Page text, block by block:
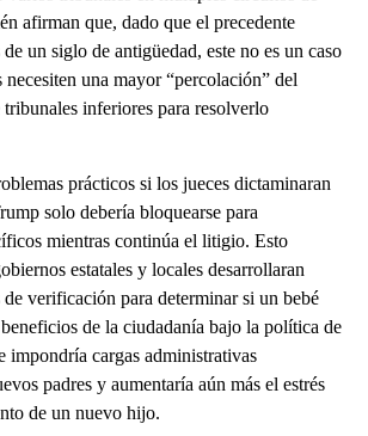
afirman que, dado que el precedente
un siglo de antigüedad, este no es un caso
necesiten una mayor “percolación” del
tribunales inferiores para resolverlo
prácticos si los jueces dictaminaran
solo debería bloquearse para
mientras continúa el litigio. Esto
estatales y locales desarrollaran
de verificación para determinar si un bebé
de la ciudadanía bajo la política de
impondría cargas administrativas
padres y aumentaría aún más el estrés
de un nuevo hijo.